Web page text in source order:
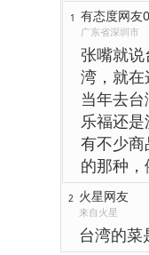
1 有态度网友
广东省深圳市
张嘴就
湾，就在
当年去
乐福还是
有不少
的那种，
2 火星网友
来自火星
台湾的菜